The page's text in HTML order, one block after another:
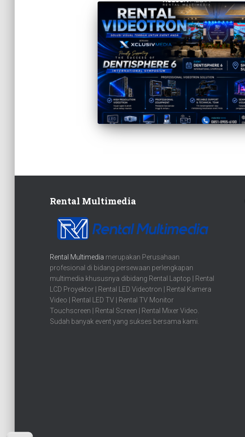
Rental Multimedia
Rental Multimedia merupakan Perusahaan
profesional di bidang persewaan perlengkapan
multimedia khususnya dibidang Rental Laptop | Rental
LCD Proyektor | Rental LED Videotron | Rental Kamera
Video | Rental LED TV | Rental TV Monitor
Touchscreen | Rental Screen | Rental Mixer Video.
Sudah banyak event yang sukses bersama kami.